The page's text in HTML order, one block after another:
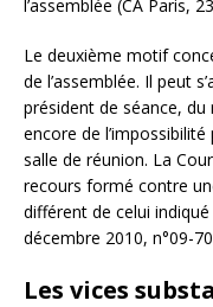
l’assemblée (CA Paris,
Le deuxième motif
de l’assemblée. Il peut
président de séance,
encore de
salle de réunion. La
recours formé contre
différent de celui
décembre 2010, n°09-
Les vices